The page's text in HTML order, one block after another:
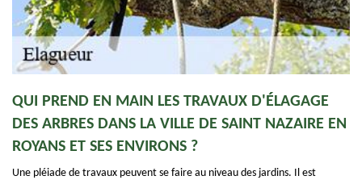
QUI PREND EN MAIN LES TRAVAUX D'ÉLAGAGE
DES ARBRES DANS LA VILLE DE SAINT NAZAIRE EN
ROYANS ET SES ENVIRONS ?
Une pléiade de travaux peuvent se faire au niveau des jardins. Il est